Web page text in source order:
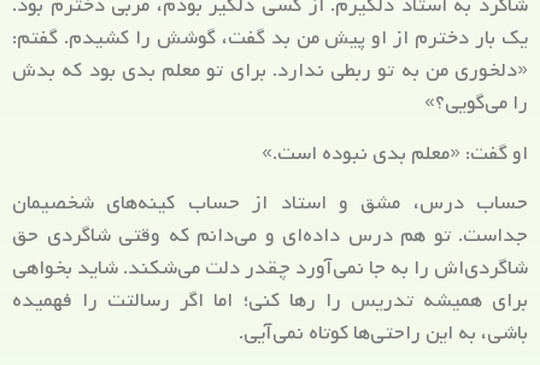
یک بار دخترم از او پیش من بد گفت، گوشش را کشیدم. گفتم:
«دلخوری من به تو ربطی ندارد. برای تو معلم بدی بود که بدش
را می‌گویی؟»
او گفت: «معلم بدی نبوده است.»
حساب درس، مشق و استاد از حساب کینه‌های شخصیمان
جداست. تو هم درس داده‌ای و می‌دانم که وقتی شاگردی حق
شاگردی‌اش را به جا نمی‌آورد چقدر دلت می‌شکند. شاید بخواهی
برای همیشه تدریس را رها کنی؛ اما اگر رسالتت را فهمیده
باشی، به این راحتی‌ها کوتاه نمی‌آیی.